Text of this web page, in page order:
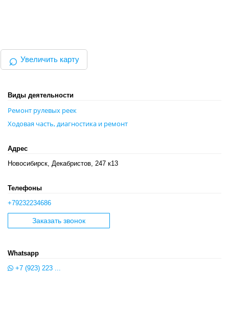
⌕ Увеличить карту
Виды деятельности
Ремонт рулевых реек
Ходовая часть, диагностика и ремонт
Адрес
Новосибирск, Декабристов, 247 к13
Телефоны
+79232234686
Заказать звонок
Whatsapp
+7 (923) 223 ...